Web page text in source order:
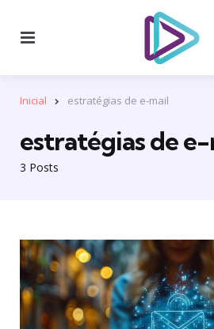
Inicial estratégias de e-mail
3 Posts
estratégias de